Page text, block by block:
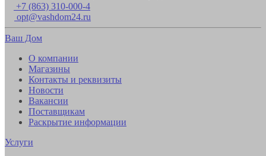
+7 (863) 310-000-4
opt@vashdom24.ru
Ваш Дом
О компании
Магазины
Контакты и реквизиты
Новости
Вакансии
Поставщикам
Раскрытие информации
Услуги